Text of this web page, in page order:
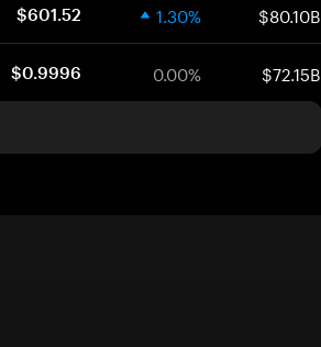
$601.52 1.30% $80.10B
$0.9996 0.00% $72.15B